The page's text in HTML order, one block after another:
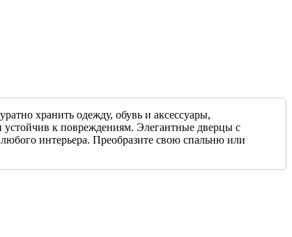
хранить одежду, обувь и аксессуары,
устойчив к повреждениям. Элегантные дверцы с
интерьера. Преобразите свою спальню или